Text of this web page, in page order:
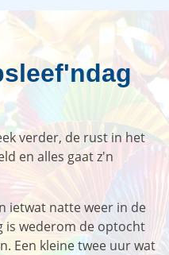
verder, de rust in het
en alles gaat z'n
ietwat natte weer in de
is wederom de optocht
Een kleine twee uur wat